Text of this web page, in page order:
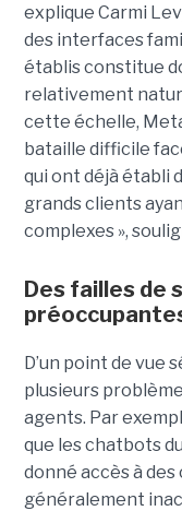
explique Carmi
des interfaces
établis constitue
relativement
cette échelle,
bataille difficile
qui ont déjà établi
grands clients
complexes »,
Des failles de
D’un point de vue
plusieurs
agents. Par
que les chatbots
donné accès à
généralement